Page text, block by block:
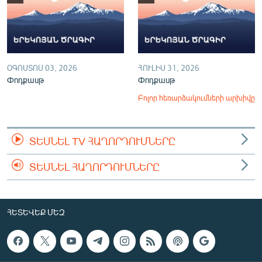
ՕԳՈՍՏՈՍ 03, 2026
Փոդքասթ
ՀՈՒԼԻՍ 31, 2026
Փոդքասթ
Բոլոր հեռարձակումների արխիվը
ՏԵՍՆԵԼ TV ՀԱՂՈՐԴՈՒՄՆԵՐԸ
ՏԵՍՆԵԼ ՀԱՂՈՐԴՈՒՄՆԵՐԸ
ՀԵՏԵՎԵՔ ՄԵԶ